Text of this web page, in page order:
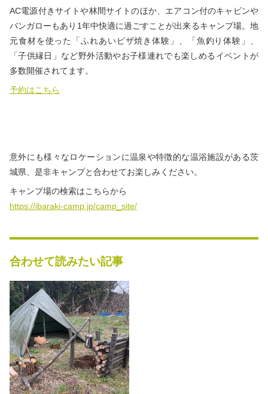
AC電源付きサイトや林間サイトのほか、エアコン付のキャビンや
バンガローもあり1年中快適に過ごすことが出来るキャンプ場。地
元食材を使った「ふれあいピザ焼き体験」、「魚釣り体験」、
「子供縁日」など野外活動やお子様連れでも楽しめるイベントが
多数開催されてます。
予約はこちら
意外にも様々なロケーションに温泉や特徴的な温浴施設がある茨
城県、是非キャンプと合わせてお楽しみください。
キャンプ場の検索はこちらから
https://ibaraki-camp.jp/camp_site/
合わせて読みたい記事